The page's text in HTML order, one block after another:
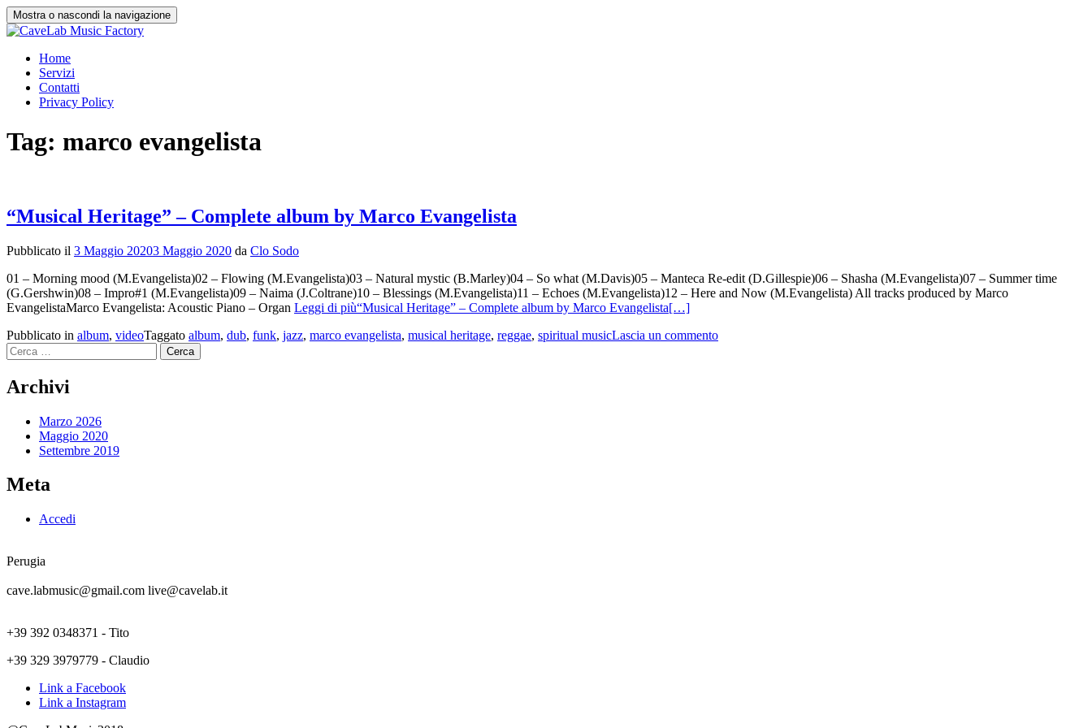
Mostra o nascondi la navigazione
Salta
contenuto
Home
Servizi
Contatti
Privacy Policy
Tag: marco evangelista
“Musical Heritage” – Complete album by Marco Evangelista
Pubblicato il 3 Maggio 20203 Maggio 2020 da Clo Sodo
01 – Morning mood (M.Evangelista)02 – Flowing (M.Evangelista)03 – Natural mystic (B.Marley)04 – So what (M.Davis)05 – Manteca Re-edit (D.Gillespie)06 – Shasha (M.Evangelista)07 – Summer time
(G.Gershwin)08 – Impro#1 (M.Evangelista)09 – Naima (J.Coltrane)10 – Blessings (M.Evangelista)11 – Echoes (M.Evangelista)12 – Here and Now (M.Evangelista) All tracks produced by Marco
EvangelistaMarco Evangelista: Acoustic Piano – Organ Leggi di più“Musical Heritage” – Complete album by Marco Evangelista[…]
Pubblicato in album, videoTaggato album, dub, funk, jazz, marco evangelista, musical heritage, reggae, spiritual musicLascia un commento
Ricerca
per:
Archivi
Marzo 2026
Maggio 2020
Settembre 2019
Meta
Accedi
Perugia
cave.labmusic@gmail.com live@cavelab.it
+39 392 0348371 - Tito
+39 329 3979779 - Claudio
Link a Facebook
Link a Instagram